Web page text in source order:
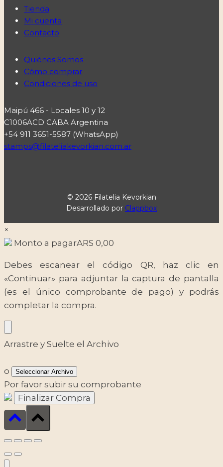
Tienda
Mi cuenta
Contacto
Quiénes Somos
Cómo comprar
Condiciones de uso
Maipú 466 - Locales 10 y 12
C1006ACD CABA Argentina
+54 911 3651-5587 (WhatsApp)
stamps@filateliakevorkian.com.ar
© 2026 Filatelia Kevorkian
Desarrollado por Clappbox
×
Monto a pagarARS 0,00
Debes escanear el código QR, haz clic en
«Continuar» para adjuntar la captura de pantalla
(es el único comprobante de pago) y podrás
completar la compra.
Arrastre y Suelte el Archivo
o Seleccionar Archivo
Por favor subir su comprobante